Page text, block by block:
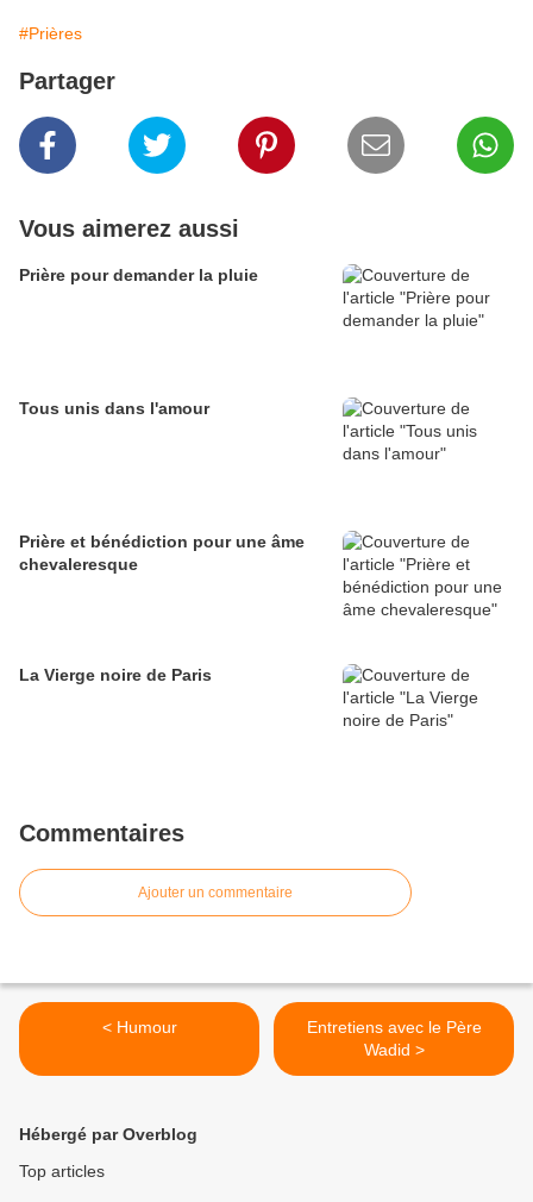
#Prières
Partager
Vous aimerez aussi
Prière pour demander la pluie
Tous unis dans l'amour
Prière et bénédiction pour une âme
chevaleresque
La Vierge noire de Paris
Commentaires
Ajouter un commentaire
< Humour
Entretiens avec le Père
Wadid >
Hébergé par Overblog
Top articles